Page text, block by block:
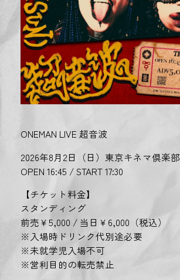
ONEMAN LIVE 超音波
2026年8月2日（日）東京キネマ倶楽部
OPEN 16:45 / START 17:30
【チケット料金】
スタンディング
前売￥5,000 / 当日￥6,000（税込）
※入場時ドリンク代別途必要
※未就学児入場不可
※営利目的の転売禁止